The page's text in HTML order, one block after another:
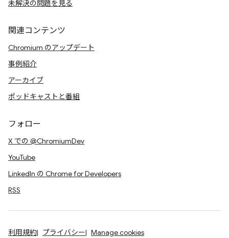
未解決の問題を見る
関連コンテンツ
Chromium のアップデート
事例紹介
アーカイブ
ポッドキャストと番組
フォロー
X での @ChromiumDev
YouTube
LinkedIn の Chrome for Developers
RSS
利用規約 プライバシー Manage cookies